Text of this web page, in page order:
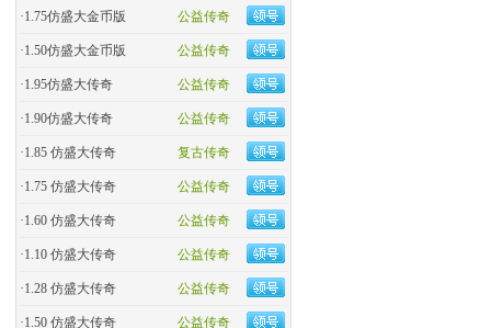
公益传奇
·1.75仿盛大金币版
公益传奇
·1.50仿盛大金币版
公益传奇
·1.95仿盛大传奇
公益传奇
·1.90仿盛大传奇
复古传奇
·1.85 仿盛大传奇
公益传奇
·1.75 仿盛大传奇
公益传奇
·1.60 仿盛大传奇
公益传奇
·1.10 仿盛大传奇
公益传奇
·1.28 仿盛大传奇
公益传奇
·1.50 仿盛大传奇